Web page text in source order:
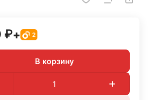
₽+ 2
В корзину